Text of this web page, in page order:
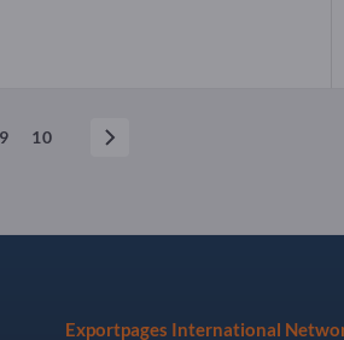
9 10
Exportpages International